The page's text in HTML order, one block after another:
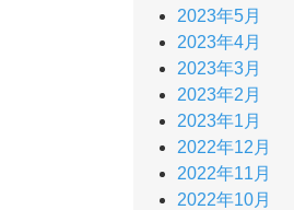
2023年5月
2023年4月
2023年3月
2023年2月
2023年1月
2022年12月
2022年11月
2022年10月